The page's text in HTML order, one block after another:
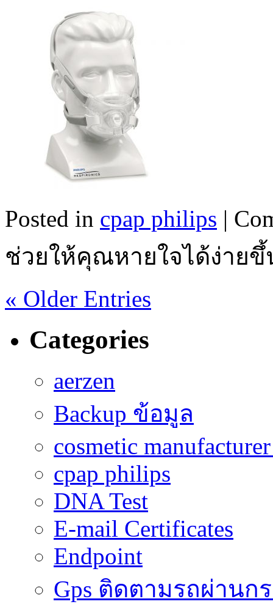
Posted in cpap philips |
ช่วยให้คุณหายใจได้ง่ายขึ้
« Older Entries
Categories
aerzen
Backup ข้อมูล
cosmetic
cpap philips
DNA Test
E-mail Certificates
Endpoint
Gps ติดตามรถผ่านก